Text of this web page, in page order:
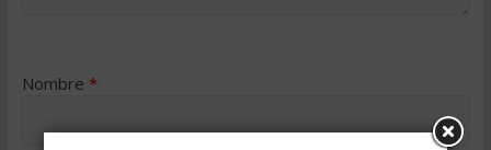
Nombre *